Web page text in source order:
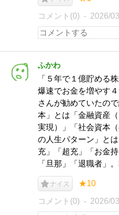
コメント(0) 2026/
ふかわ
「５年で１億貯める
爆速でお金を増やす
さんが勧めていたの
本」とは「金融資産
実現）」「社会資本
の人生パターン」と
充」「超充」「お金
「旦那」「退職者」
ナイス ★10
コメント(0) 2026/